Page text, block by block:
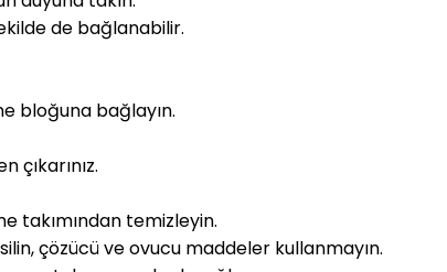
de bağlanabilir.
bloğuna bağlayın.
takımından temizleyin.
çözücü ve ovucu maddeler kullanmayın.